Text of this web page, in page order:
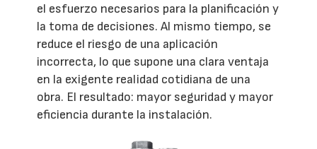
el esfuerzo necesarios para la planificación y
la toma de decisiones. Al mismo tiempo, se
reduce el riesgo de una aplicación
incorrecta, lo que supone una clara ventaja
en la exigente realidad cotidiana de una
obra. El resultado: mayor seguridad y mayor
eficiencia durante la instalación.